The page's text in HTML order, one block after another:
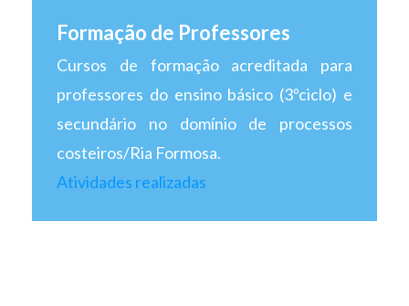
Formação de Professores
Cursos de formação acreditada para
professores do ensino básico (3ºciclo) e
secundário no domínio de processos
costeiros/Ria Formosa.
Atividades realizadas